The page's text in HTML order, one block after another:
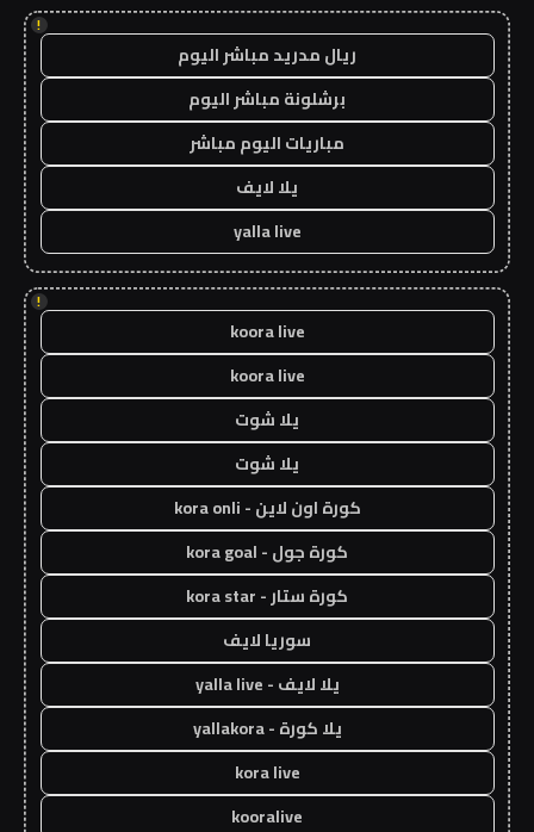
!
ريال مدريد مباشر اليوم
برشلونة مباشر اليوم
مباريات اليوم مباشر
يلا لايف
yalla live
!
koora live
koora live
يلا شوت
يلا شوت
كورة اون لاين - kora onli
كورة جول - kora goal
كورة ستار - kora star
سوريا لايف
يلا لايف - yalla live
يلا كورة - yallakora
kora live
kooralive